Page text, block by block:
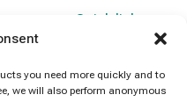
you need more quickly and to
we will also perform anonymous
Quick links
News